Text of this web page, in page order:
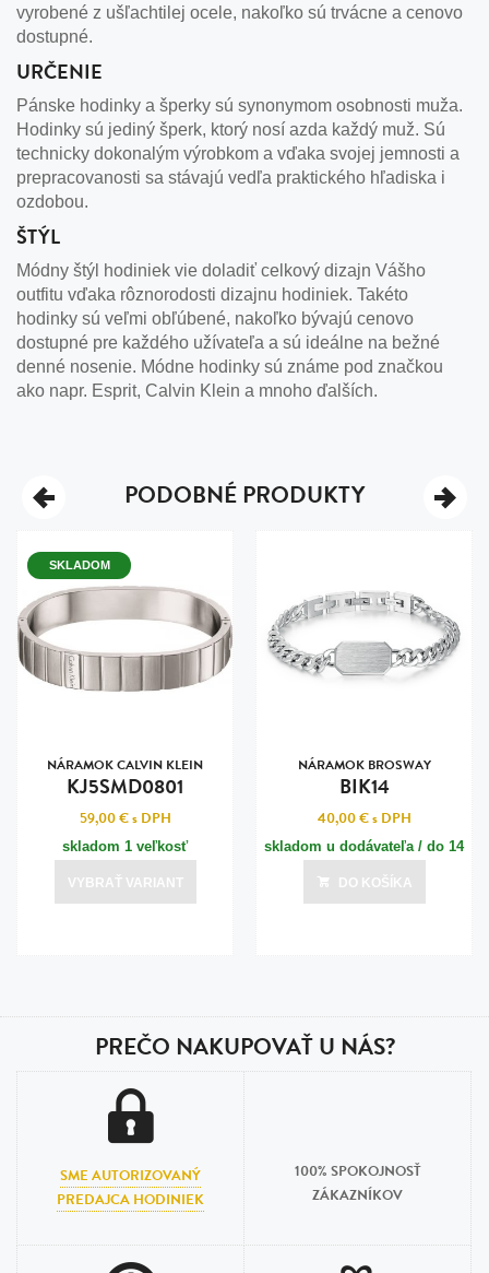
vyrobené z ušľachtilej ocele, nakoľko sú trvácne a cenovo
dostupné.
URČENIE
Pánske hodinky a šperky sú synonymom osobnosti muža.
Hodinky sú jediný šperk, ktorý nosí azda každý muž. Sú
technicky dokonalým výrobkom a vďaka svojej jemnosti a
prepracovanosti sa stávajú vedľa praktického hľadiska i
ozdobou.
ŠTÝL
Módny štýl hodiniek vie doladiť celkový dizajn Vášho
outfitu vďaka rôznorodosti dizajnu hodiniek. Takéto
hodinky sú veľmi obľúbené, nakoľko bývajú cenovo
dostupné pre každého užívateľa a sú ideálne na bežné
denné nosenie. Módne hodinky sú známe pod značkou
ako napr. Esprit, Calvin Klein a mnoho ďalších.
PODOBNÉ PRODUKTY
SKLADOM
NÁRAMOK CALVIN KLEIN
KJ5SMD0801
59,00 €s DPH
skladom 1 veľkosť
VYBRAŤ VARIANT
NÁRAMOK BROSWAY
BIK14
40,00 €s DPH
skladom u dodávateľa / do 14
dní
Posledná aktualizácia dnes o 18:01
DO KOŠÍKA
PREČO NAKUPOVAŤ U NÁS?
SME AUTORIZOVANÝ
PREDAJCA HODINIEK
100% SPOKOJNOSŤ
ZÁKAZNÍKOV